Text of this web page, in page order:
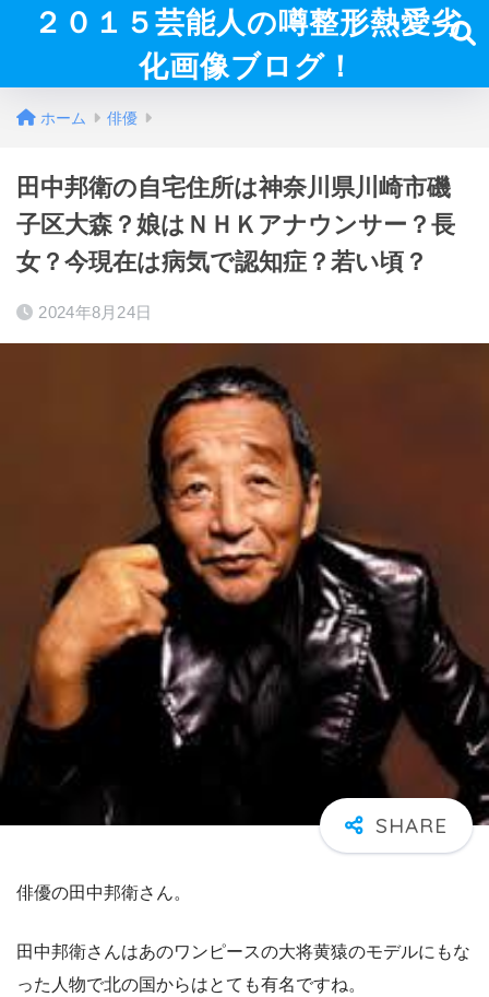
２０１５芸能人の噂整形熱愛劣
化画像ブログ！
ホーム 俳優
田中邦衛の自宅住所は神奈川県川崎市磯
子区大森？娘はＮＨＫアナウンサー？長
女？今現在は病気で認知症？若い頃？
2024年8月24日
俳優の田中邦衛さん。
田中邦衛さんはあのワンピースの大将黄猿のモデルにもな
った人物で北の国からはとても有名ですね。